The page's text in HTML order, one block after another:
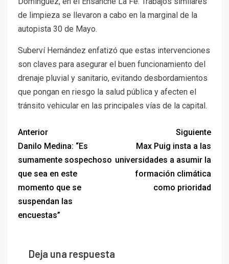
de limpieza se llevaron a cabo en la marginal de la
autopista 30 de Mayo.
Suberví Hernández enfatizó que estas intervenciones
son claves para asegurar el buen funcionamiento del
drenaje pluvial y sanitario, evitando desbordamientos
que pongan en riesgo la salud pública y afecten el
tránsito vehicular en las principales vías de la capital.
Anterior
Danilo Medina: “Es
sumamente sospechoso
que sea en este
momento que se
suspendan las
encuestas”
Siguiente
Max Puig insta a las
universidades a asumir la
formación climática
como prioridad
Deja una respuesta